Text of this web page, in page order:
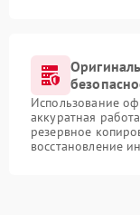
Использование
аккуратная
резервное
восстановление